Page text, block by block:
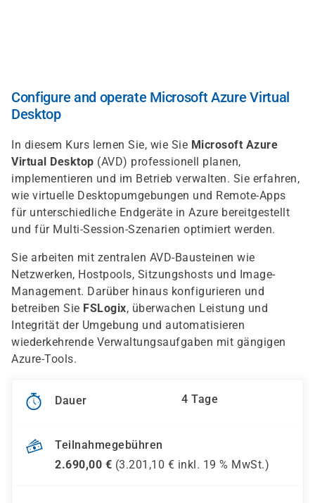
Configure and operate Microsoft Azure Virtual
Desktop
In diesem Kurs lernen Sie, wie Sie Microsoft Azure
Virtual Desktop (AVD) professionell planen,
implementieren und im Betrieb verwalten. Sie erfahren,
wie virtuelle Desktopumgebungen und Remote-Apps
für unterschiedliche Endgeräte in Azure bereitgestellt
und für Multi-Session-Szenarien optimiert werden.
Sie arbeiten mit zentralen AVD-Bausteinen wie
Netzwerken, Hostpools, Sitzungshosts und Image-
Management. Darüber hinaus konfigurieren und
betreiben Sie FSLogix, überwachen Leistung und
Integrität der Umgebung und automatisieren
wiederkehrende Verwaltungsaufgaben mit gängigen
Azure-Tools.
Dauer 4 Tage
Teilnahmegebühren
2.690,00 € (3.201,10 € inkl. 19 % MwSt.)